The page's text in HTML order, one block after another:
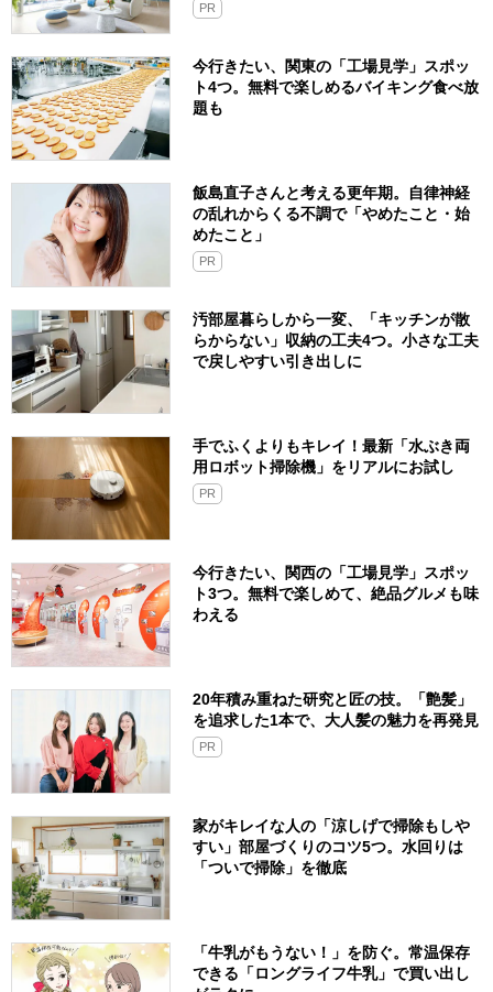
PR
今行きたい、関東の「工場見学」スポッ
ト4つ。無料で楽しめるバイキング食べ放
題も
飯島直子さんと考える更年期。自律神経
の乱れからくる不調で「やめたこと・始
めたこと」
PR
汚部屋暮らしから一変、「キッチンが散
らからない」収納の工夫4つ。小さな工夫
で戻しやすい引き出しに
手でふくよりもキレイ！最新「水ぶき両
用ロボット掃除機」をリアルにお試し
PR
今行きたい、関西の「工場見学」スポッ
ト3つ。無料で楽しめて、絶品グルメも味
わえる
20年積み重ねた研究と匠の技。「艶髪」
を追求した1本で、大人髪の魅力を再発見
PR
家がキレイな人の「涼しげで掃除もしや
すい」部屋づくりのコツ5つ。水回りは
「ついで掃除」を徹底
「牛乳がもうない！」を防ぐ。常温保存
できる「ロングライフ牛乳」で買い出し